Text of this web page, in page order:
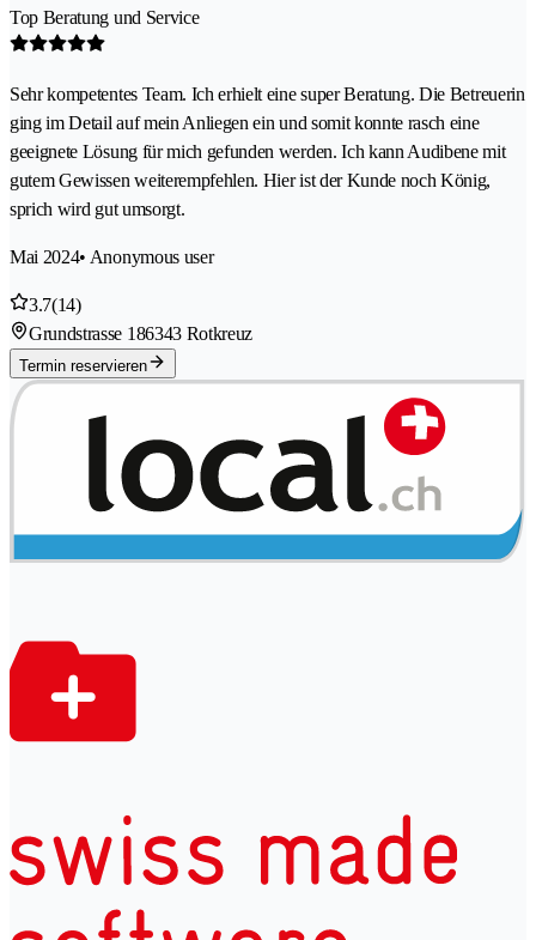
Top Beratung und Service
Sehr kompetentes Team. Ich erhielt eine super Beratung. Die Betreuerin
ging im Detail auf mein Anliegen ein und somit konnte rasch eine
geeignete Lösung für mich gefunden werden. Ich kann Audibene mit
gutem Gewissen weiterempfehlen. Hier ist der Kunde noch König,
sprich wird gut umsorgt.
Mai 2024• Anonymous user
3.7(14)
Grundstrasse 186343 Rotkreuz
Termin reservieren